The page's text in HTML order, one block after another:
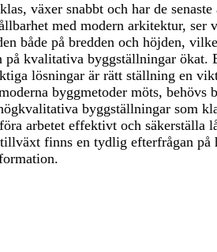
växer snabbt och har de
med modern arkitektur,
både på bredden och höjden,
på kvalitativa byggställningar
lösningar är rätt ställning en
byggmetoder möts,
byggställningar som
arbetet effektivt och säkerställa
finns en tydlig efterfrågan